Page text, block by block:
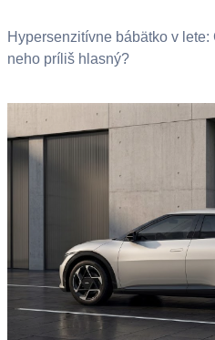
Hypersenzitívne bábätko v
neho príliš hlasný?